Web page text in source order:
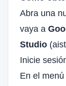
Abra una
vaya a
Studio (
Inicie
En el